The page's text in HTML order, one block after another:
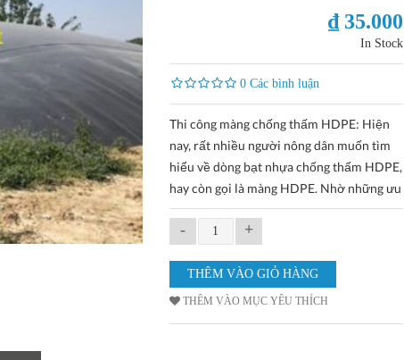
₫ 35.000
In Stock
0 Các bình luận
Thi công màng chống thấm HDPE: Hiện
nay, rất nhiều người nông dân muốn tìm
hiểu về dòng bạt nhựa chống thấm HDPE,
hay còn gọi là màng HDPE. Nhờ những ưu
- +
THÊM VÀO MỤC YÊU THÍCH